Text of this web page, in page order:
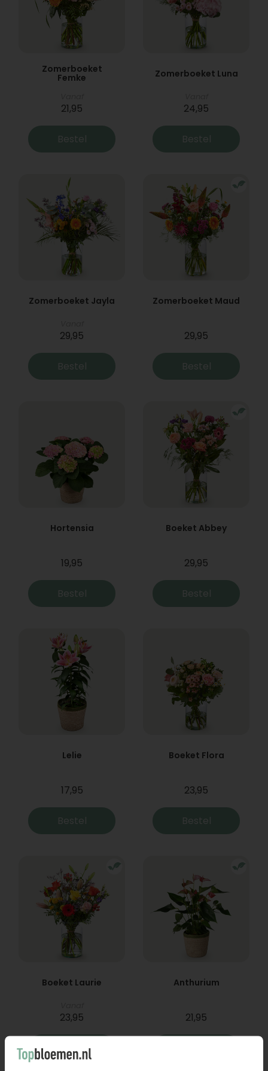
Zomerboeket
Femke
21,95
Bestel
Zomerboeket Luna
24,95
Bestel
Zomerboeket Jayla
29,95
Bestel
Zomerboeket Maud
29,95
Bestel
Hortensia
19,95
Bestel
Boeket Abbey
29,95
Bestel
Lelie
17,95
Bestel
Boeket Flora
23,95
Bestel
Boeket Laurie
23,95
Bestel
Anthurium
21,95